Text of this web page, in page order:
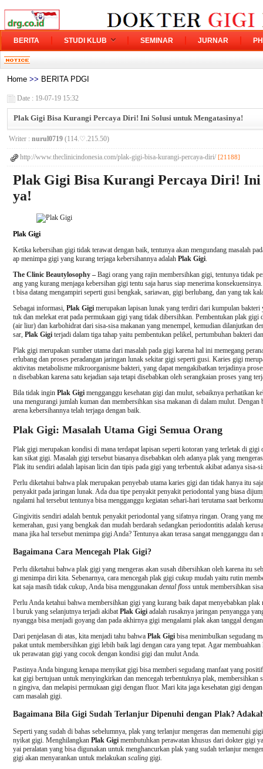
BERITA STUDI KLUB SEMINAR JURNAR
Home >> BERITA PDGI
Date : 19-07-19 15:32
Plak Gigi Bisa Kurangi Percaya Diri! Ini Solusi untuk Mengatasinya!
Writer : nurul0719(114.♡.215.50)
http://www.theclinicindonesia.com/plak-gigi-bisa-kurangi-percaya-diri/ [21188]
Plak Gigi Bisa Kurangi Percaya Diri! Ini
ya!
Plak Gigi
Ketika kebersihan gigi tidak terawat dengan baik, tentunya akan mengundang masalah
ap menimpa gigi yang kurang terjaga kebersihannya adalahPlak Gigi.
The Clinic Beautylosophy – Bagi orang yang rajin membersihkan gigi, tentunya tidak
ang yang kurang menjaga kebersihan gigi tentu saja harus siap menerima
t bisa datang mengampiri seperti gusi bengkak, sariawan, gigi berlubang, dan yang tak
Sebagai informasi, Plak Gigimerupakan lapisan lunak yang terdiri dari kumpulan bakteri
tuk dan melekat erat pada permukaan gigi yang tidak dibersihkan. Pembentukan plak
(air liur) dan karbohidrat dari sisa-sisa makanan yang menempel, kemudian dilanjutkan
sar, Plak Gigiterjadi dalam tiga tahap yaitu pembentukan pelikel, pertumbuhan bakteri
Plak gigi merupakan sumber utama dari masalah pada gigi karena hal ini memegang
erlubang dan proses peradangan jaringan lunak sekitar gigi seperti gusi. Karies gigi
aktivitas metabolisme mikroorganisme bakteri, yang dapat mengakibatkan terjadinya
n disebabkan karena satu kejadian saja tetapi disebabkan oleh serangkaian proses yang
Bila tidak ingin Plak Gigi mengganggu kesehatan gigi dan mulut, sebaiknya perhatikan
una mengurangi jumlah kuman dan membersihkan sisa makanan di dalam mulut.
arena kebersihannya telah terjaga dengan baik.
Plak Gigi: Masalah Utama Gigi Semua Orang
Plak gigi merupakan kondisi di mana terdapat lapisan seperti kotoran yang terletak di
kan sikat gigi. Masalah gigi tersebut biasanya disebabkan oleh adanya plak yang
Plak itu sendiri adalah lapisan licin dan tipis pada gigi yang terbentuk akibat adanya sisa-
Perlu diketahui bahwa plak merupakan penyebab utama karies gigi dan tidak hanya itu
penyakit pada jaringan lunak. Ada dua tipe penyakit penyakit periodontal yang biasa
ngalami hal tersebut tentunya bisa mengganggu kegiatan sehari-hari terutama saat
Gingivitis sendiri adalah bentuk penyakit periodontal yang sifatnya ringan. Orang yang
kemerahan, gusi yang bengkak dan mudah berdarah sedangkan periodontitis adalah
mana jika hal tersebut menimpa gigi Anda? Tentunya akan terasa sangat mengganggu dan
Bagaimana Cara Mencegah Plak Gigi?
Perlu diketahui bahwa plak gigi yang mengeras akan susah dibersihkan oleh karena itu
gi menimpa diri kita. Sebenarnya, cara mencegah plak gigi cukup mudah yaitu rutin
kat saja masih tidak cukup, Anda bisa menggunakan dental flossuntuk membersihkan
Perlu Anda ketahui bahwa membersihkan gigi yang kurang baik dapat menyebabkan
l buruk yang selanjutnya terjadi akibatPlak Gigi adalah rusaknya jaringan penyangga
nyangga bisa menjadi goyang dan pada akhirnya gigi mengalami plak akan tanggal
Dari penjelasan di atas, kita menjadi tahu bahwa Plak Gigibisa menimbulkan segudang
pakat untuk membersihkan gigi lebih baik lagi dengan cara yang tepat. Agar
uk perawatan gigi yang cocok dengan kondisi gigi dan mulut Anda.
Pastinya Anda bingung kenapa menyikat gigi bisa memberi segudang manfaat yang
kat gigi bertujuan untuk menyingkirkan dan mencegah terbentuknya plak, membersihkan
n gingiva, dan melapisi permukaan gigi dengan fluor. Mari kita jaga kesehatan gigi
cam masalah gigi.
Bagaimana Bila Gigi Sudah Terlanjur Dipenuhi dengan Plak?
Seperti yang sudah di bahas sebelumnya, plak yang terlanjur mengeras dan memenuhi
nyikat gigi. Menghilangkan Plak Gigi membutuhkan perawatan khusus dari dokter gigi
yai peralatan yang bisa digunakan untuk menghancurkan plak yang sudah terlanjur
gigi akan menyarankan untuk melakukan scaling gigi.